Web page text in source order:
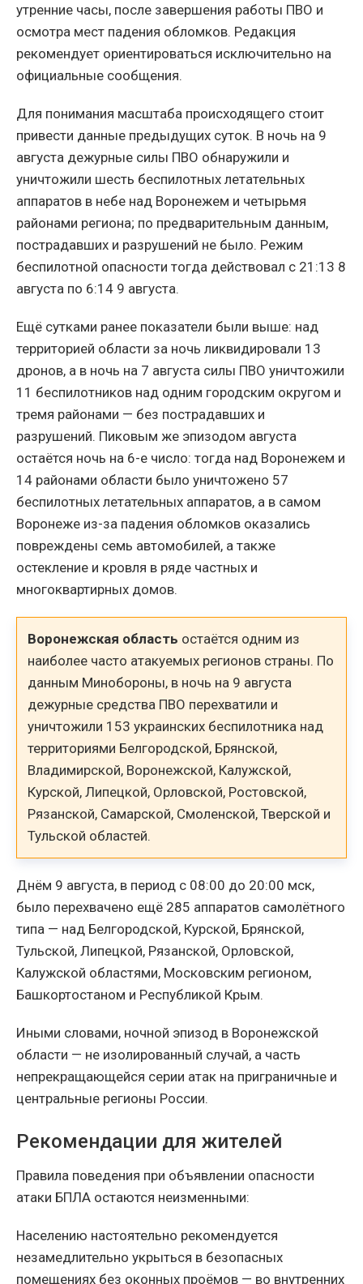
утренние часы, после завершения работы ПВО и
осмотра мест падения обломков. Редакция
рекомендует ориентироваться исключительно на
официальные сообщения.
Для понимания масштаба происходящего стоит
привести данные предыдущих суток. В ночь на 9
августа дежурные силы ПВО обнаружили и
уничтожили шесть беспилотных летательных
аппаратов в небе над Воронежем и четырьмя
районами региона; по предварительным данным,
пострадавших и разрушений не было. Режим
беспилотной опасности тогда действовал с 21:13 8
августа по 6:14 9 августа.
Ещё сутками ранее показатели были выше: над
территорией области за ночь ликвидировали 13
дронов, а в ночь на 7 августа силы ПВО уничтожили
11 беспилотников над одним городским округом и
тремя районами — без пострадавших и
разрушений. Пиковым же эпизодом августа
остаётся ночь на 6-е число: тогда над Воронежем и
14 районами области было уничтожено 57
беспилотных летательных аппаратов, а в самом
Воронеже из-за падения обломков оказались
повреждены семь автомобилей, а также
остекление и кровля в ряде частных и
многоквартирных домов.
Воронежская область остаётся одним из
наиболее часто атакуемых регионов страны. По
данным Минобороны, в ночь на 9 августа
дежурные средства ПВО перехватили и
уничтожили 153 украинских беспилотника над
территориями Белгородской, Брянской,
Владимирской, Воронежской, Калужской,
Курской, Липецкой, Орловской, Ростовской,
Рязанской, Самарской, Смоленской, Тверской и
Тульской областей.
Днём 9 августа, в период с 08:00 до 20:00 мск,
было перехвачено ещё 285 аппаратов самолётного
типа — над Белгородской, Курской, Брянской,
Тульской, Липецкой, Рязанской, Орловской,
Калужской областями, Московским регионом,
Башкортостаном и Республикой Крым.
Иными словами, ночной эпизод в Воронежской
области — не изолированный случай, а часть
непрекращающейся серии атак на приграничные и
центральные регионы России.
Рекомендации для жителей
Правила поведения при объявлении опасности
атаки БПЛА остаются неизменными:
Населению настоятельно рекомендуется
незамедлительно укрыться в безопасных
помещениях без оконных проёмов — во внутренних